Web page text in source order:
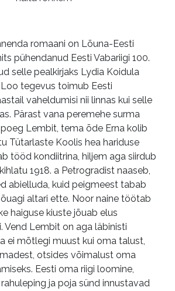
romaani on Lõuna-Eesti
pühendanud Eesti Vabariigi 100.
selle pealkirjaks Lydia Koidula
tegevus toimub Eesti
vaheldumisi nii linnas kui selle
Pärast vana peremehe surma
Lembit, tema õde Erna kolib
Tütarlaste Koolis hea hariduse
tööd kondiitrina, hiljem aga siirdub
1918. a Petrogradist naaseb,
abielluda, kuid peigmeest tabab
altari ette. Noor naine töötab
haiguse kiuste jõuab elus
Vend Lembit on aga läbinisti
ei mõtlegi muust kui oma talust,
otsides võimalust oma
Eesti oma riigi loomine,
ja poja sünd innustavad